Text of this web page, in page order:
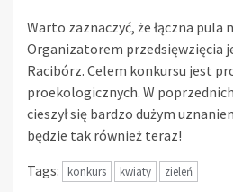
Warto zaznaczyć, że łączna pula
Organizatorem przedsięwzięcia
Racibórz. Celem konkursu jest
proekologicznych. W
cieszył się bardzo dużym
będzie tak również teraz!
Tags:
konkurs kwiaty zieleń